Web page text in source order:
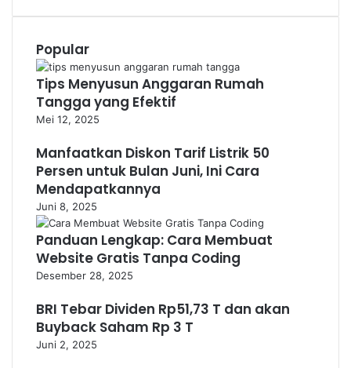
Popular
Tips Menyusun Anggaran Rumah
Tangga yang Efektif
Mei 12, 2025
Manfaatkan Diskon Tarif Listrik 50
Persen untuk Bulan Juni, Ini Cara
Mendapatkannya
Juni 8, 2025
Panduan Lengkap: Cara Membuat
Website Gratis Tanpa Coding
Desember 28, 2025
BRI Tebar Dividen Rp51,73 T dan akan
Buyback Saham Rp 3 T
Juni 2, 2025